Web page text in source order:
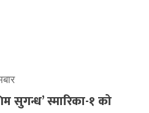
सुगन्ध’ स्मारिका-१ को